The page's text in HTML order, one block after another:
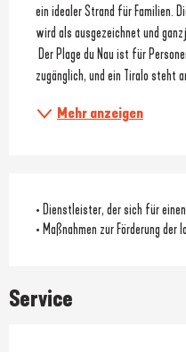
ein idealer Strand für Familien.
wird als ausgezeichnet und
zugänglich, und ein Tiralo steht
Mehr anzeigen
• Dienstleister, der sich für
• Maßnahmen zur Förderung der
Service